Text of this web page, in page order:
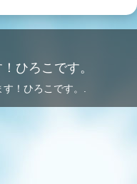
ひろこです。
！ひろこです。.